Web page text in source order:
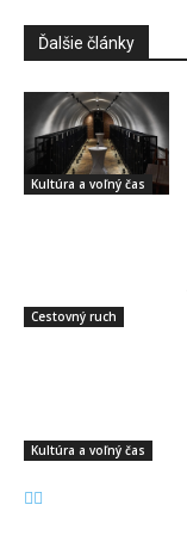
Ďalšie články
Kultúra a voľný čas
Cestovný ruch
Kultúra a voľný čas